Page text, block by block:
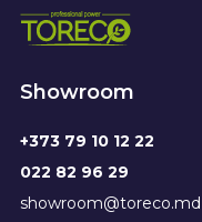
Showroom
+373 79 10 12 22
022 82 96 29
showroom@toreco.md